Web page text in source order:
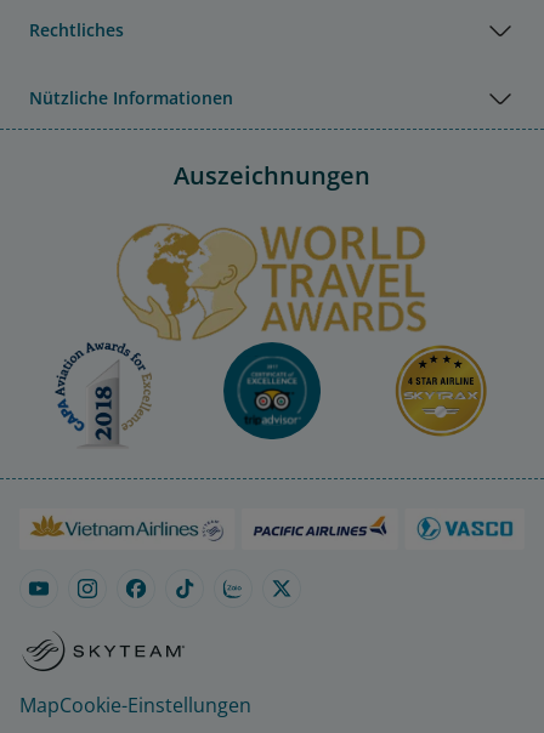
Rechtliches
Nützliche Informationen
Auszeichnungen
MapCookie-Einstellungen